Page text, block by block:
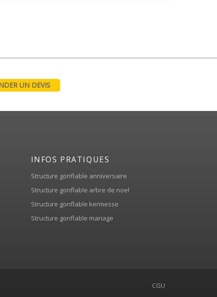
UN DEVIS
INFOS PRATIQUES
Structure gonflable anniversaire
Structure gonflable arbre de noel
Structure gonflable kermesse
Structure gonflable mariage
CGU